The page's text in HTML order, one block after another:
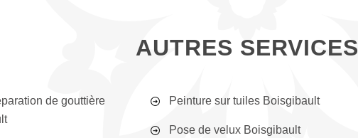
AUTRES SERVICES
de gouttière
Peinture sur tuiles Boisgibault
Pose de velux Boisgibault